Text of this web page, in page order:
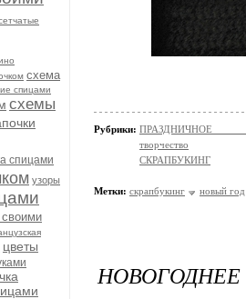
схема
спицами
схемы
спицами
узоры
цветы
Рубрики: ПРАЗДНИЧНОЕ
творчество
СКРАПБУКИНГ
Метки: скрапбукинг новый год
НОВОГОДНЕЕ